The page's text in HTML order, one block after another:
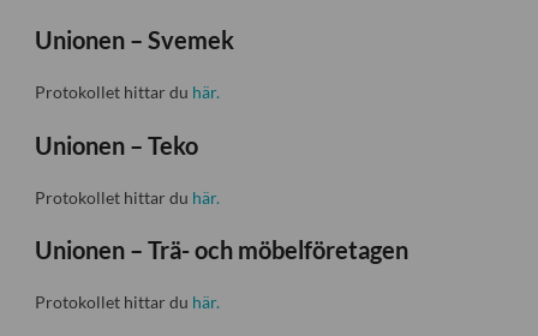
Unionen – Svemek
Protokollet hittar du här.
Unionen – Teko
Protokollet hittar du här.
Unionen – Trä- och möbelföretagen
Protokollet hittar du här.